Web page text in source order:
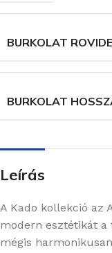
BURKOLAT
BURKOLAT
Leírás
A Kado kollekció az
modern esztétikát
mégis